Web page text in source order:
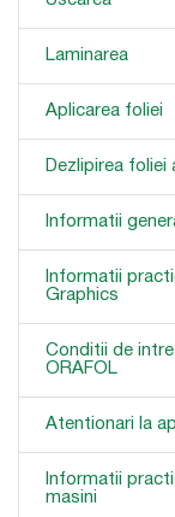
Laminarea
Aplicarea foliei
Dezlipirea foliei
Informatii
Informatii
Graphics
Conditii de
ORAFOL
Atentionari la
Informatii
masini